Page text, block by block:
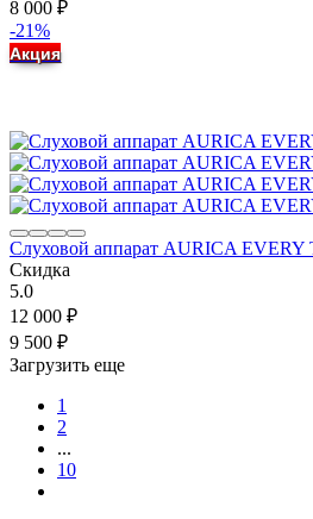
8 000 ₽
-21%
Акция
Слуховой аппарат AURICA EVERY
Скидка
5.0
12 000 ₽
9 500 ₽
Загрузить еще
1
2
...
10